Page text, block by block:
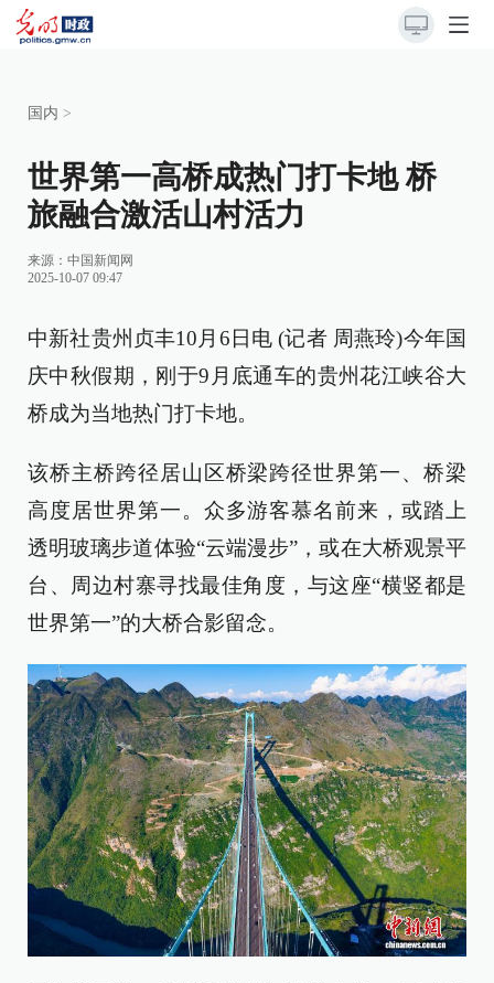
国内 >
世界第一高桥成热门打卡地 桥
旅融合激活山村活力
来源： 中国新闻网
2025-10-07 09:47
中新社贵州贞丰10月6日电 (记者 周燕玲)今年国
庆中秋假期，刚于9月底通车的贵州花江峡谷大
桥成为当地热门打卡地。
该桥主桥跨径居山区桥梁跨径世界第一、桥梁
高度居世界第一。众多游客慕名前来，或踏上
透明玻璃步道体验“云端漫步”，或在大桥观景平
台、周边村寨寻找最佳角度，与这座“横竖都是
世界第一”的大桥合影留念。